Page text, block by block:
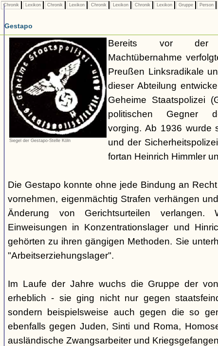
Chronik Lexikon Chronik Lexikon Chronik Lexikon Chronik Lexikon Gruppe Person
Gestapo
Siegel der Gestapo-Stelle Köln
Bereits vor der
Machtübernahme
Preußen Linksradikale
dieser Abteilung
Geheime Staatspolizei
politischen Gegner
vorging. Ab 1936 wurde
und der
fortan Heinrich Himmler
Die Gestapo konnte ohne jede Bindung an
vornehmen, eigenmächtig Strafen verhängen
Änderung von Gerichtsurteilen verlangen.
Einweisungen in Konzentrationslager und
gehörten zu ihren gängigen Methoden. Sie
"Arbeitserziehungslager".
Im Laufe der Jahre wuchs die Gruppe der
erheblich - sie ging nicht nur gegen
sondern beispielsweise auch gegen die so
ebenfalls gegen Juden, Sinti und Roma,
ausländische Zwangsarbeiter und